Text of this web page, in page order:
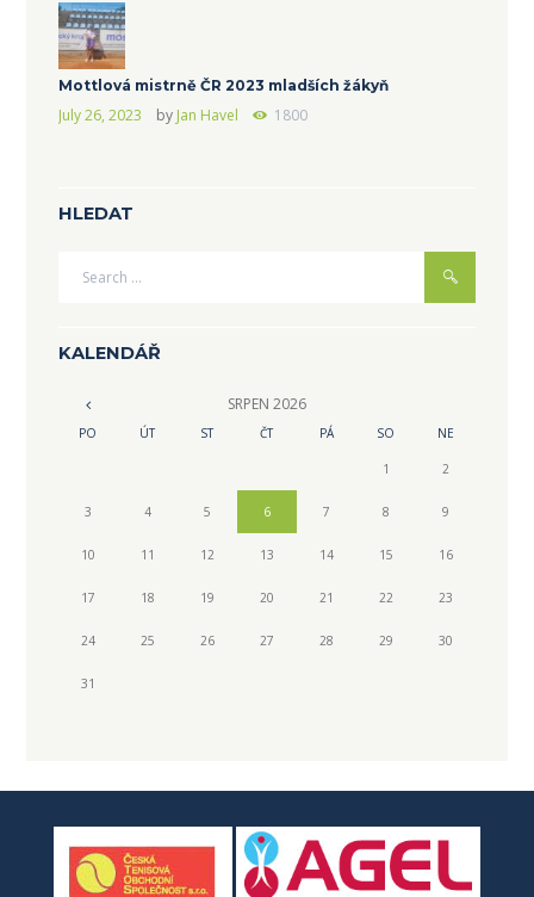
Mottlová mistrně ČR 2023 mladších žákyň
July 26, 2023 by Jan Havel 1800
HLEDAT
KALENDÁŘ
SRPEN 2026
PO ÚT ST ČT PÁ SO NE
1 2
3 4 5 6 7 8 9
10 11 12 13 14 15 16
17 18 19 20 21 22 23
24 25 26 27 28 29 30
31